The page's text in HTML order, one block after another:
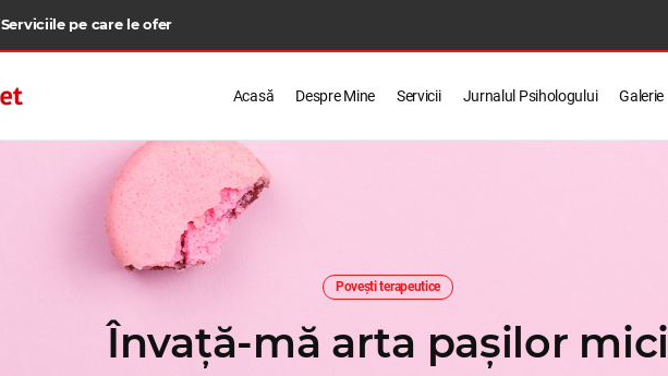
Serviciile pe care le ofer
Acasă Despre Mine Servicii Jurnalul Psihologului Galerie
Povești terapeutice
Învață-mă arta pașilor mici